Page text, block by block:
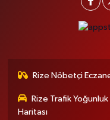
Rize Nöbetçi
Rize Trafik Yoğunluk
Haritası